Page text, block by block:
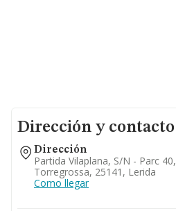
Dirección y contacto
Dirección
Partida Vilaplana, S/n - Parc 40,
Torregrossa, 25141, Lerida
Como llegar